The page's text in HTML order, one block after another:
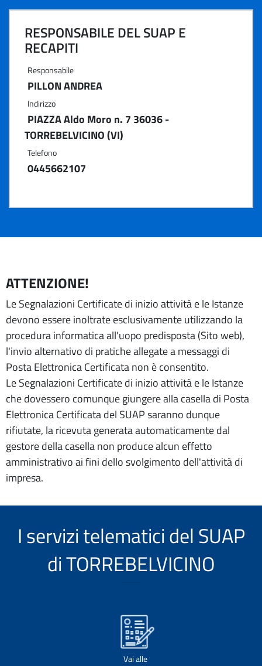
RESPONSABILE DEL SUAP E
RECAPITI
Responsabile
PILLON ANDREA
Indirizzo
PIAZZA Aldo Moro n. 7 36036 -
TORREBELVICINO (VI)
Telefono
0445662107
ATTENZIONE!
Le Segnalazioni Certificate di inizio attività e le Istanze
devono essere inoltrate esclusivamente utilizzando la
procedura informatica all'uopo predisposta (Sito web),
l'invio alternativo di pratiche allegate a messaggi di
Posta Elettronica Certificata non è consentito.
Le Segnalazioni Certificate di inizio attività e le Istanze
che dovessero comunque giungere alla casella di Posta
Elettronica Certificata del SUAP saranno dunque
rifiutate, la ricevuta generata automaticamente dal
gestore della casella non produce alcun effetto
amministrativo ai fini dello svolgimento dell'attività di
impresa.
I servizi telematici del SUAP
di TORREBELVICINO
Vai alle